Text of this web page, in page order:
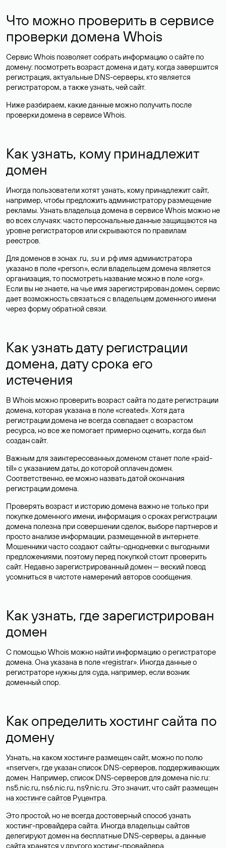
Что можно проверить в сервисе
проверки домена Whois
Сервис Whois позволяет собрать информацию о сайте по
домену: посмотреть возраст домена и дату, когда завершится
регистрация, актуальные DNS-серверы, кто является
регистратором, а также узнать, чей сайт.
Ниже разбираем, какие данные можно получить после
проверки домена в сервисе Whois.
Как узнать, кому принадлежит
домен
Иногда пользователи хотят узнать, кому принадлежит сайт,
например, чтобы предложить администратору размещение
рекламы. Узнать владельца домена в сервисе Whois можно не
во всех случаях: часто персональные данныезащищаются на
уровне регистраторов или скрываются по правилам
реестров.
Для доменов в зонах .ru, .su и .рф имя администратора
указано в поле «person», если владельцем домена является
организация, то посмотреть название можно в поле «org».
Если вы не знаете, на чье имя зарегистрирован домен, сервис
дает возможность связаться с владельцем доменного имени
через форму обратной связи.
Как узнать дату регистрации
домена, дату срока его
истечения
В Whois можно проверить возраст сайта по дате регистрации
домена, которая указана в поле «created». Хотя дата
регистрации домена не всегда совпадает с возрастом
ресурса, но все же помогает примерно оценить, когда был
создан сайт.
Важным для заинтересованных доменом станет поле «paid-
till» с указанием даты, до которой оплачен домен.
Соответственно, ее можно назвать датой окончания
регистрации домена.
Проверять возраст и историю домена важно не только при
покупке доменного имени, информация о сроках регистрации
домена полезна при совершении сделок, выборе партнеров и
просто анализе информации, размещенной в интернете.
Мошенники часто создают сайты-однодневки с выгодными
предложениями, поэтому перед покупкой стоит проверить
сайт. Недавно зарегистрированный домен — веский повод
усомниться в чистоте намерений авторов сообщения.
Как узнать, где зарегистрирован
домен
С помощью Whois можно найти информацию о регистраторе
домена. Она указана в поле «registrar». Иногда данные о
регистраторе нужны для суда, например, если возник
доменный спор.
Как определить хостинг сайта по
домену
Узнать, на каком хостинге размещен сайт, можно по полю
«nserver», где указан список DNS-серверов, поддерживающих
домен. Например, список DNS-серверов для домена nic.ru:
ns5.nic.ru, ns6.nic.ru, ns9.nic.ru. Это значит, что сайт размещен
на хостинге сайтов Руцентра.
Это простой, но не всегда достоверный способ узнать
хостинг-провайдера сайта. Иногда владельцы сайтов
делегируют домен на бесплатные DNS-серверы, а данные
сайта хранятся у другого хостинг-провайдера.